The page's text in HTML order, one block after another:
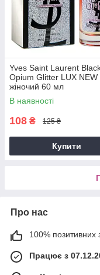
Yves Saint Laurent
Opium Glitter LUX NEW
жіночий 60 мл
В наявності
108 ₴ 125 ₴
Купити
Про нас
100% позитивних
Працює з